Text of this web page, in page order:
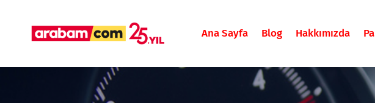
Ana Sayfa Blog Hakkımızda